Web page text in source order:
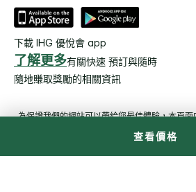
查看價格
下載 IHG 優悅會 app
了解更多有關快速 預訂與隨時
隨地賺取獎勵的相關資訊
為保證我們的網站可以帶給您最佳體驗，本頁
© 2026 洲際飯店集團。保留所有權利。